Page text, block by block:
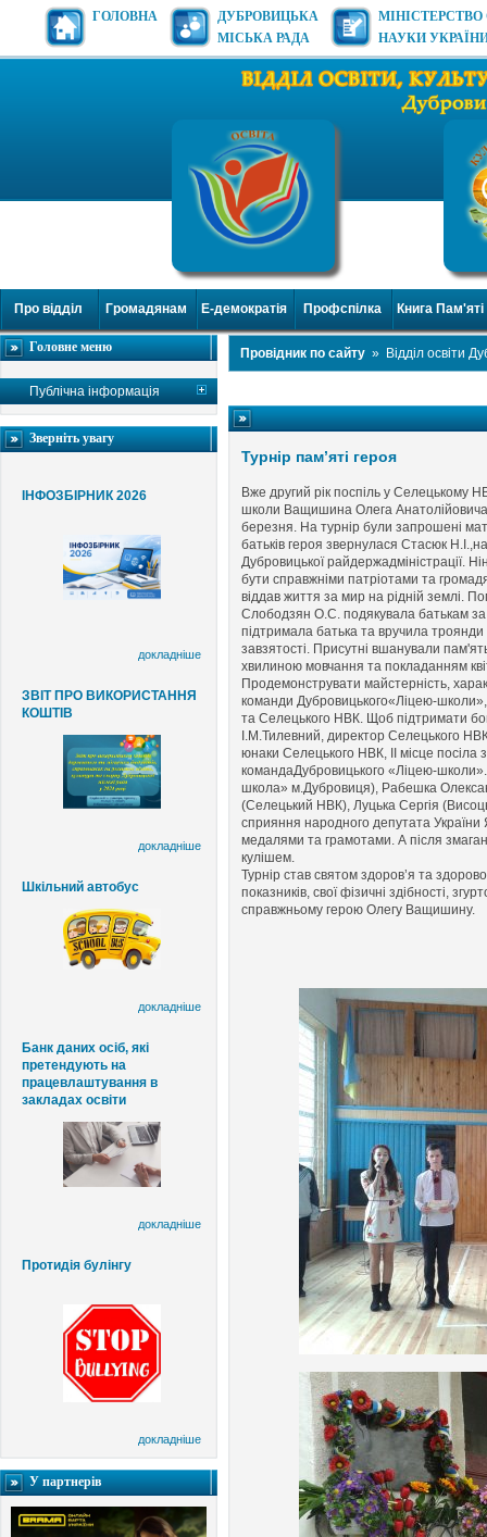
ГОЛОВНА
ДУБРОВИЦЬКА
МІСЬКА РАДА
МІНІСТЕРСТВО
НАУКИ
Про відділ Громадянам Е-демократія Профспілка Книга Пам'яті
Головне меню
Публічна інформація
Зверніть увагу
ІНФОЗБІРНИК 2026
докладніше
ЗВІТ ПРО ВИКОРИСТАННЯ
КОШТІВ
докладніше
Шкільний автобус
докладніше
Банк даних осіб, які
претендують на
працевлаштування в
закладах освіти
докладніше
Протидія булінгу
докладніше
У партнерів
Провідник по сайту » Відділ освіти
Турнір пам’яті героя
Вже другий рік поспіль у Селецькому
школи Ващишина Олега
березня. На турнір були запрошені
батьків героя звернулася Стасюк
Дубровицької райдержадміністрації.
бути справжніми патріотами та
віддав життя за мир на рідній землі.
Слободзян О.С. подякувала батькам
підтримала батька та вручила
завзятості. Присутні вшанували
хвилиною мовчання та покладанням
Продемонструвати майстерність,
команди Дубровицького«Ліцею-
та Селецького НВК. Щоб підтримати
І.М.Тилевний, директор Селецького
юнаки Селецького НВК, ІІ місце посіла
командаДубровицького «Ліцею-
школа» м.Дубровиця), Рабешка
(Селецький НВК), Луцька Сергія
сприяння народного депутата
медалями та грамотами. А після
кулішем.
Турнір став святом здоров’я та
показників, свої фізичні здібності,
справжньому герою Олегу Ващишину.